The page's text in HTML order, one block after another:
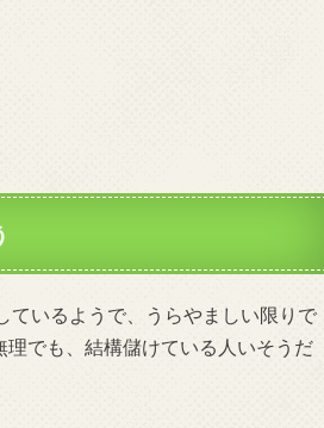
いるようで、うらやましい限りで
でも、結構儲けている人いそうだ